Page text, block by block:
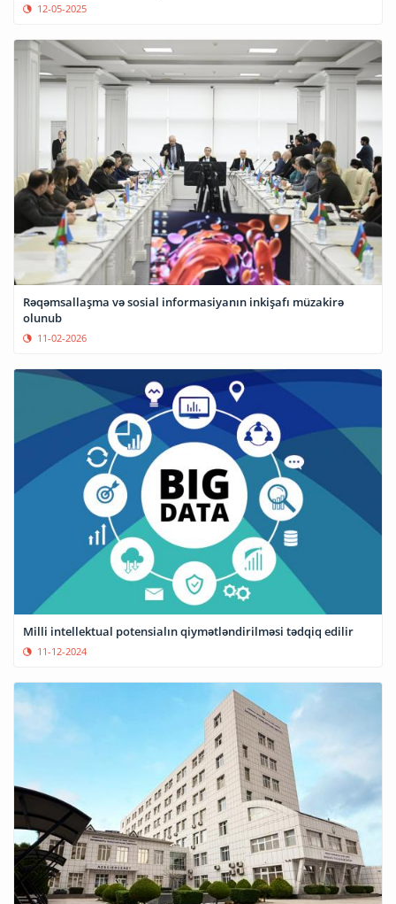
12-05-2025
Rəqəmsallaşma və sosial informasiyanın inkişafı müzakirə
olunub
11-02-2026
Milli intellektual potensialın qiymətləndirilməsi tədqiq edilir
11-12-2024